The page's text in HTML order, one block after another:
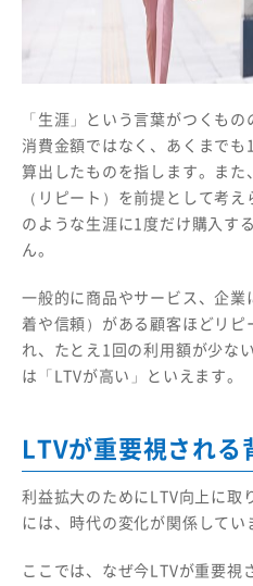
「生涯」という言葉がつくも
消費金額ではなく、あくまで
算出したものを指します。また
（リピート）を前提として考
のような生涯に1度だけ購入す
ん。
一般的に商品やサービス、企
着や信頼）がある顧客ほどリ
れ、たとえ1回の利用額が少な
は「LTVが高い」といえます。
LTVが重要視される
利益拡大のためにLTV向上に取
には、時代の変化が関係してい
ここでは、なぜ今LTVが重要視